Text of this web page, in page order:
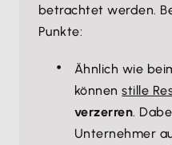
betrachtet werden.
Punkte:
Ähnlich wie
könnenstille
verzerren.
Unternehmer